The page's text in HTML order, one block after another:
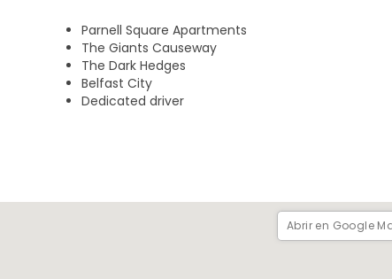
increíbles en el mirador de Portaneevy, con vistas al
costas más espectaculares de la región.
Dark Hedges, un túnel de árboles de 270 años de antigüedad
la atracción principal de la excursión: la Titanic Experience. A
interactivas, efectos especiales y reconstrucciones a
paisajes espectaculares y una historia fascinante, lo
Parnell Square Apartments
The Giants Causeway
The Dark Hedges
Belfast City
Dedicated driver
Abrir en Google